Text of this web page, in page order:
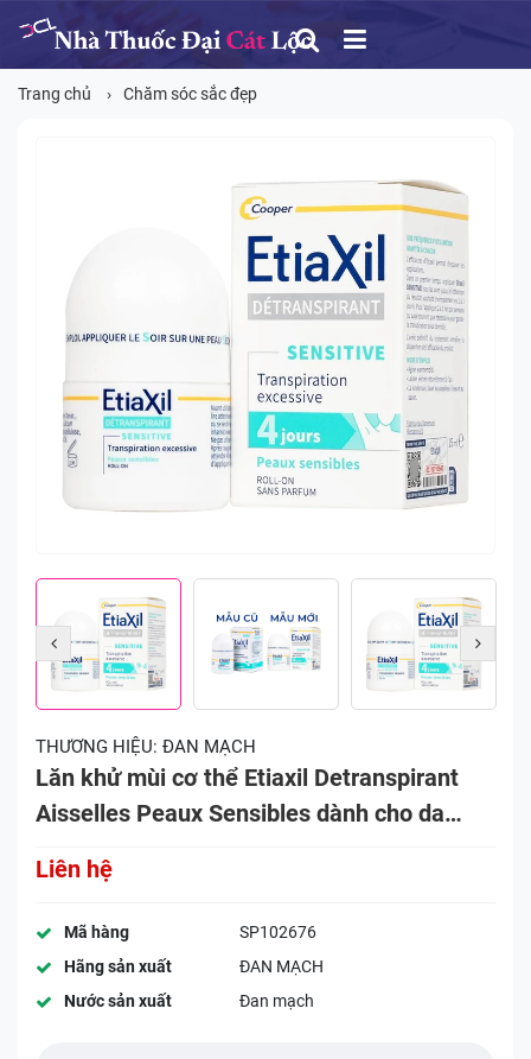
Trang chủ Chăm sóc sắc đẹp
THƯƠNG HIỆU: ĐAN MẠCH
Lăn khử mùi cơ thể Etiaxil Detranspirant
Aisselles Peaux Sensibles dành cho da
Liên hệ
Mã hàng
SP102676
Hãng sản xuất
ĐAN MẠCH
Nước sản xuất
Đan mạch